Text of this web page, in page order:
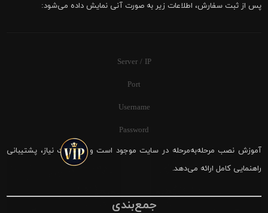
پس از ثبت سفارش، اطلاعات زیر به صورت آنی نمایش داده می‌شود:
Server / IP
Port
Username
Password
آموزش نصب مرحله‌به‌مرحله در سایت موجود است و در صورت نیاز، پشتیبانی
راهنمایی کامل ارائه می‌دهد.
جمع‌بندی